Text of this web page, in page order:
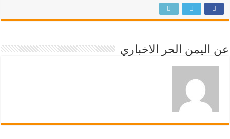
عن اليمن الحر الاخباري